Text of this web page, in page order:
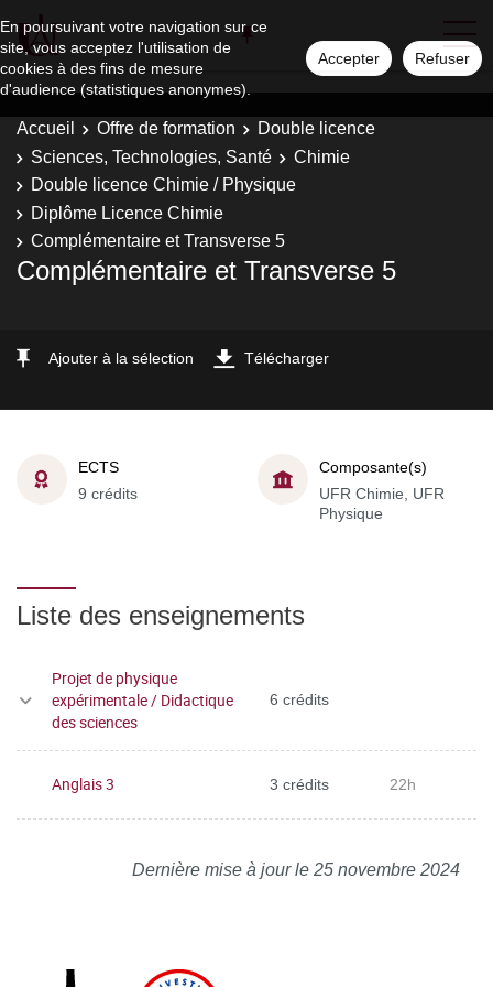
En poursuivant votre navigation sur ce
site, vous acceptez l'utilisation de
cookies à des fins de mesure
d'audience (statistiques anonymes).
Accepter Refuser
Accueil Offre de formation
Double licence
Sciences, Technologies, Santé
Chimie
Double licence Chimie / Physique
Diplôme Licence Chimie
Complémentaire et Transverse 5
Complémentaire et Transverse 5
Ajouter à la sélection Télécharger
ECTS
9 crédits
Composante(s)
UFR Chimie, UFR
Physique
Liste des enseignements
Projet de physique
expérimentale / Didactique
des sciences
6 crédits
Anglais 3 3 crédits 22h
Dernière mise à jour le 25 novembre 2024